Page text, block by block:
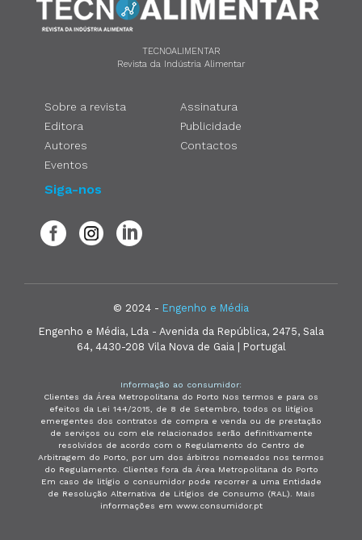
TECNOALIMENTAR
Revista da Indústria Alimentar
Sobre a revista
Editora
Autores
Eventos
Assinatura
Publicidade
Contactos
Siga-nos
© 2024 - Engenho e Média
Engenho e Média, Lda - Avenida da República, 2475, Sala
64, 4430-208 Vila Nova de Gaia | Portugal
Informação ao consumidor:
Clientes da Área Metropolitana do Porto Nos termos e para os
efeitos da Lei 144/2015, de 8 de Setembro, todos os litígios
emergentes dos contratos de compra e venda ou de prestação
de serviços ou com ele relacionados serão definitivamente
resolvidos de acordo com o Regulamento do Centro de
Arbitragem do Porto, por um dos árbitros nomeados nos termos
do Regulamento. Clientes fora da Área Metropolitana do Porto
Em caso de litígio o consumidor pode recorrer a uma Entidade
de Resolução Alternativa de Litígios de Consumo (RAL). Mais
informações em www.consumidor.pt